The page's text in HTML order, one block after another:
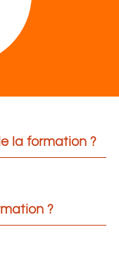
la formation ?
?